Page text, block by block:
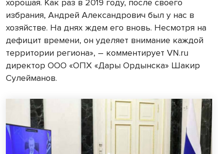
хорошая. Как раз в 2019 году, после своего
избрания, Андрей Александрович был у нас в
хозяйстве. На днях ждем его вновь. Несмотря на
дефицит времени, он уделяет внимание каждой
территории региона», – комментирует VN.ru
директор ООО «ОПХ «Дары Ордынска» Шакир
Сулейманов.